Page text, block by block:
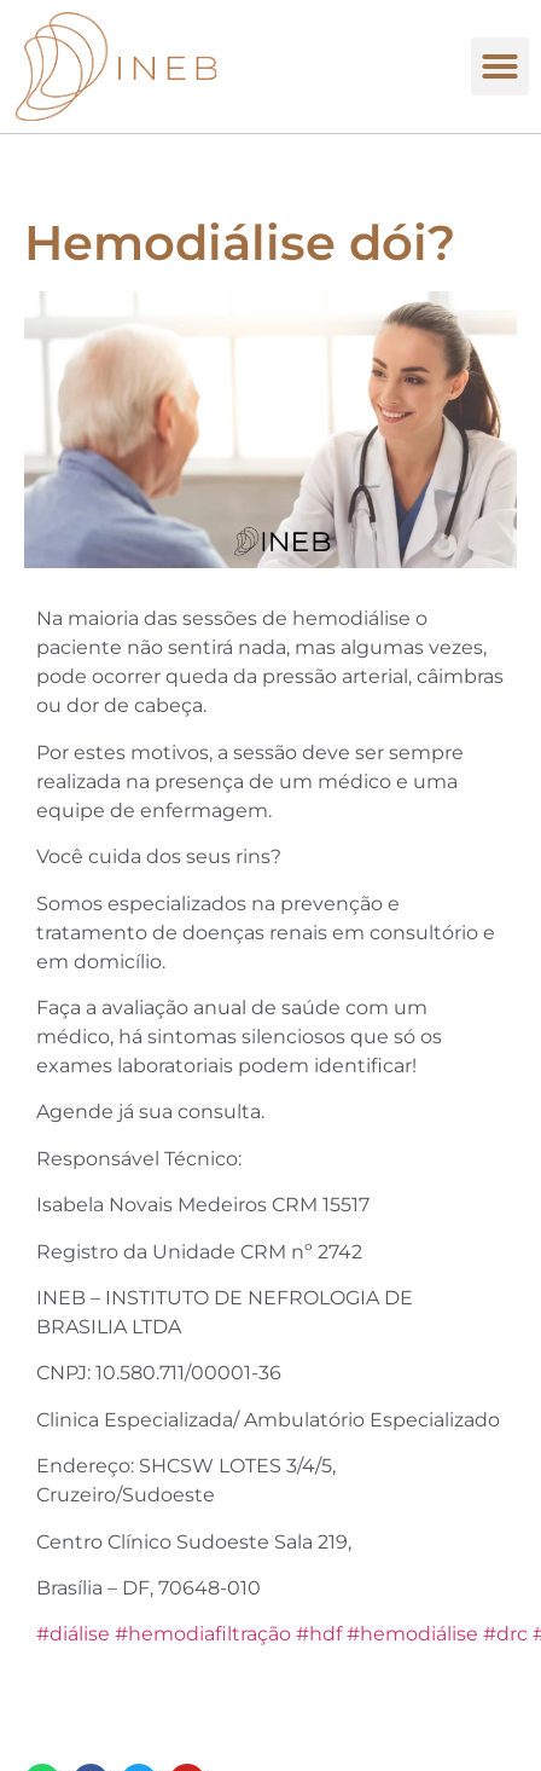
Hemodiálise dói?
Na maioria das sessões de hemodiálise o
paciente não sentirá nada, mas algumas vezes,
pode ocorrer queda da pressão arterial, câimbras
ou dor de cabeça.
Por estes motivos, a sessão deve ser sempre
realizada na presença de um médico e uma
equipe de enfermagem.
Você cuida dos seus rins?
Somos especializados na prevenção e
tratamento de doenças renais em consultório e
em domicílio.
Faça a avaliação anual de saúde com um
médico, há sintomas silenciosos que só os
exames laboratoriais podem identificar!
Agende já sua consulta.
Responsável Técnico:
Isabela Novais Medeiros CRM 15517
Registro da Unidade CRM nº 2742
INEB – INSTITUTO DE NEFROLOGIA DE
BRASILIA LTDA
CNPJ: 10.580.711/00001-36
Clinica Especializada/ Ambulatório Especializado
Endereço: SHCSW LOTES 3/4/5,
Cruzeiro/Sudoeste
Centro Clínico Sudoeste Sala 219,
Brasília – DF, 70648-010
#diálise #hemodiafiltração #hdf #hemodiálise #drc